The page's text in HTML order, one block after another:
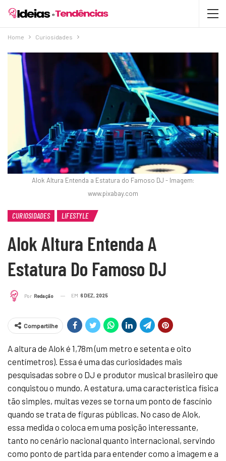
Home Curiosidades
Alok Altura Entenda a Estatura do Famoso DJ - Imagem:
www.pixabay.com
CURIOSIDADES LIFESTYLE
Alok Altura Entenda A
Estatura Do Famoso DJ
Por Redação EM 6 DEZ, 2025
Compartilhe
A altura de Alok é 1,78m (um metro e setenta e oito
centímetros). Essa é uma das curiosidades mais
pesquisadas sobre o DJ e produtor musical brasileiro que
conquistou o mundo. A estatura, uma característica física
tão simples, muitas vezes se torna um ponto de fascínio
quando se trata de figuras públicas. No caso de Alok,
essa medida o coloca em uma posição interessante,
tanto no cenário nacional quanto internacional, servindo
como ponto de partida para entender como a imagem e a